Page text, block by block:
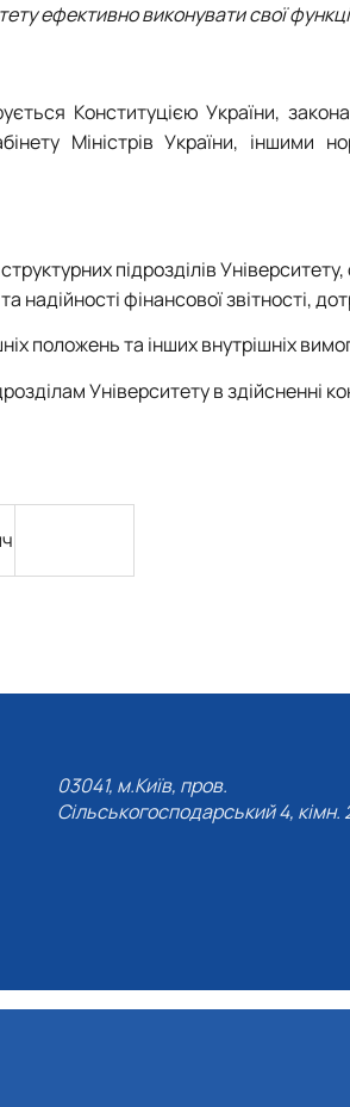
ефективно виконувати свої
Конституцією України,
Міністрів України, іншими
підрозділів
надійності фінансової звітності,
положень та інших внутрішніх
Університету в здійсненні
03041, м.Київ, пров.
Сільськогосподарський 4, кімн.